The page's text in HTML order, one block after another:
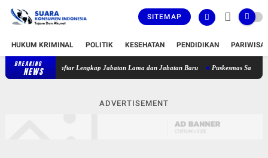
SITEMAP
HUKUM KRIMINAL POLITIK KESEHATAN PENDIDIKAN
BREAKING
NEWS
Daftar Lengkap Jabatan Lama dan Jabatan Baru Puskesmas Sakra Timur
ADVERTISEMENT